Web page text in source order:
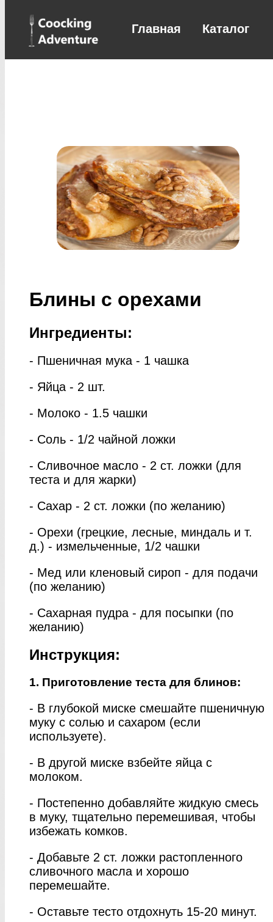
Главная Каталог
Блины с орехами
Ингредиенты:
- Пшеничная мука - 1 чашка
- Яйца - 2 шт.
- Молоко - 1.5 чашки
- Соль - 1/2 чайной ложки
- Сливочное масло - 2 ст. ложки (для
теста и для жарки)
- Сахар - 2 ст. ложки (по желанию)
- Орехи (грецкие, лесные, миндаль и т.
д.) - измельченные, 1/2 чашки
- Мед или кленовый сироп - для подачи
(по желанию)
- Сахарная пудра - для посыпки (по
желанию)
Инструкция:
1. Приготовление теста для блинов:
- В глубокой миске смешайте пшеничную
муку с солью и сахаром (если
используете).
- В другой миске взбейте яйца с
молоком.
- Постепенно добавляйте жидкую смесь
в муку, тщательно перемешивая, чтобы
избежать комков.
- Добавьте 2 ст. ложки растопленного
сливочного масла и хорошо
перемешайте.
- Оставьте тесто отдохнуть 15-20 минут.